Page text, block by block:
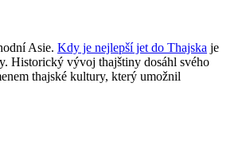
Asie. Kdy je nejlepší jet do Thajska je
Historický vývoj thajštiny dosáhl svého
thajské kultury, který umožnil